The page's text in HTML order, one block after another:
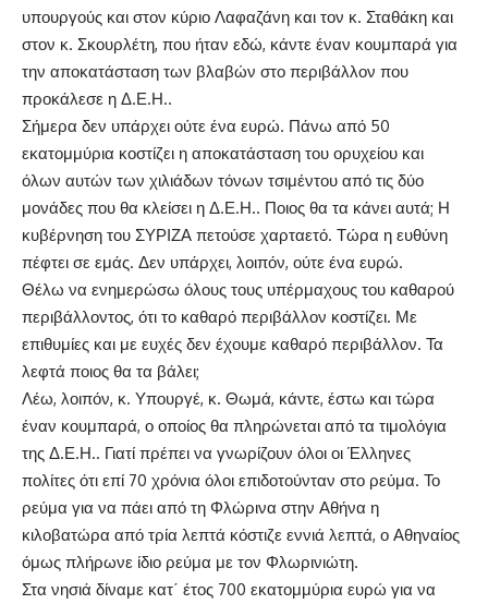
υπουργούς και στον κύριο Λαφαζάνη και τον κ. Σταθάκη και
στον κ. Σκουρλέτη, που ήταν εδώ, κάντε έναν κουμπαρά για
την αποκατάσταση των βλαβών στο περιβάλλον που
προκάλεσε η Δ.Ε.Η..
Σήμερα δεν υπάρχει ούτε ένα ευρώ. Πάνω από 50
εκατομμύρια κοστίζει η αποκατάσταση του ορυχείου και
όλων αυτών των χιλιάδων τόνων τσιμέντου από τις δύο
μονάδες που θα κλείσει η Δ.Ε.Η.. Ποιος θα τα κάνει αυτά; Η
κυβέρνηση του ΣΥΡΙΖΑ πετούσε χαρταετό. Τώρα η ευθύνη
πέφτει σε εμάς. Δεν υπάρχει, λοιπόν, ούτε ένα ευρώ.
Θέλω να ενημερώσω όλους τους υπέρμαχους του καθαρού
περιβάλλοντος, ότι το καθαρό περιβάλλον κοστίζει. Με
επιθυμίες και με ευχές δεν έχουμε καθαρό περιβάλλον. Τα
λεφτά ποιος θα τα βάλει;
Λέω, λοιπόν, κ. Υπουργέ, κ. Θωμά, κάντε, έστω και τώρα
έναν κουμπαρά, ο οποίος θα πληρώνεται από τα τιμολόγια
της Δ.Ε.Η.. Γιατί πρέπει να γνωρίζουν όλοι οι Έλληνες
πολίτες ότι επί 70 χρόνια όλοι επιδοτούνταν στο ρεύμα. Το
ρεύμα για να πάει από τη Φλώρινα στην Αθήνα η
κιλοβατώρα από τρία λεπτά κόστιζε εννιά λεπτά, ο Αθηναίος
όμως πλήρωνε ίδιο ρεύμα με τον Φλωρινιώτη.
Στα νησιά δίναμε κατ΄ έτος 700 εκατομμύρια ευρώ για να